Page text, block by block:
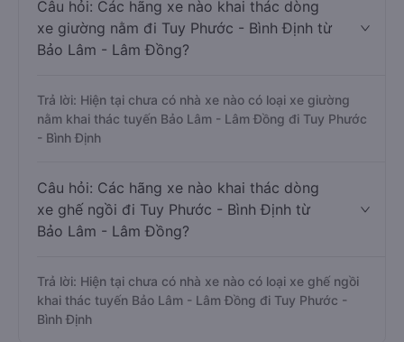
Câu hỏi: Các hãng xe nào khai thác dòng
xe giường nằm đi Tuy Phước - Bình Định từ
Bảo Lâm - Lâm Đồng?
Trả lời: Hiện tại chưa có nhà xe nào có loại xe giường
nằm khai thác tuyến Bảo Lâm - Lâm Đồng đi Tuy Phước
- Bình Định
Câu hỏi: Các hãng xe nào khai thác dòng
xe ghế ngồi đi Tuy Phước - Bình Định từ
Bảo Lâm - Lâm Đồng?
Trả lời: Hiện tại chưa có nhà xe nào có loại xe ghế ngồi
khai thác tuyến Bảo Lâm - Lâm Đồng đi Tuy Phước -
Bình Định